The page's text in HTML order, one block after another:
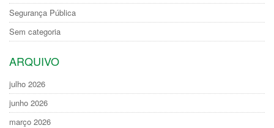
Segurança Pública
Sem categoria
ARQUIVO
julho 2026
junho 2026
março 2026